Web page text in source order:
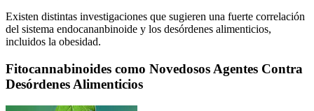
Existen distintas investigaciones que sugieren una fuerte correlación
del sistema endocananbinoide y los desórdenes alimenticios,
incluidos la obesidad.
Fitocannabinoides como Novedosos Agentes Contra
Desórdenes Alimenticios